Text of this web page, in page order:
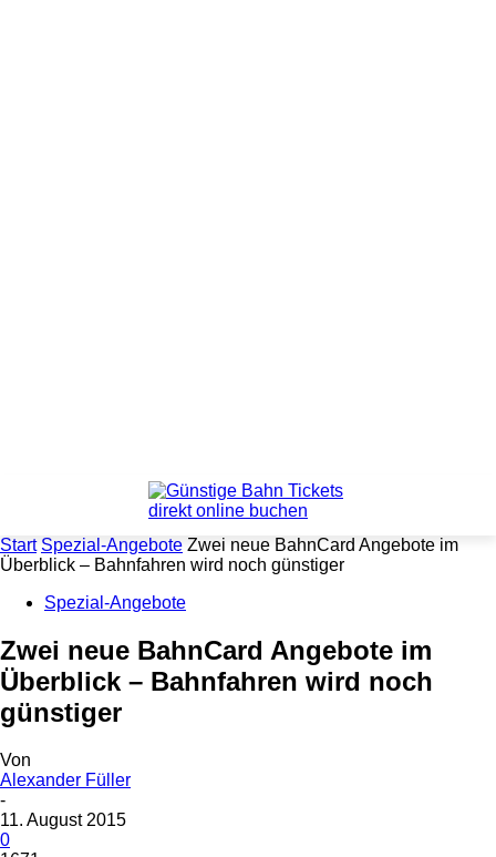
Start Spezial-Angebote Zwei neue BahnCard Angebote im
Überblick – Bahnfahren wird noch günstiger
Spezial-Angebote
Zwei neue BahnCard Angebote im
Überblick – Bahnfahren wird noch
günstiger
Von
Alexander Füller
-
11. August 2015
0